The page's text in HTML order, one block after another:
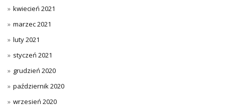
kwiecień 2021
marzec 2021
luty 2021
styczeń 2021
grudzień 2020
październik 2020
wrzesień 2020